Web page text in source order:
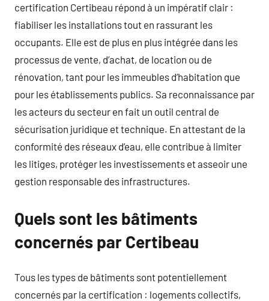
certification Certibeau répond à un impératif clair :
fiabiliser les installations tout en rassurant les
occupants. Elle est de plus en plus intégrée dans les
processus de vente, d’achat, de location ou de
rénovation, tant pour les immeubles d’habitation que
pour les établissements publics. Sa reconnaissance par
les acteurs du secteur en fait un outil central de
sécurisation juridique et technique. En attestant de la
conformité des réseaux d’eau, elle contribue à limiter
les litiges, protéger les investissements et asseoir une
gestion responsable des infrastructures.
Quels sont les bâtiments
concernés par Certibeau
Tous les types de bâtiments sont potentiellement
concernés par la certification : logements collectifs,